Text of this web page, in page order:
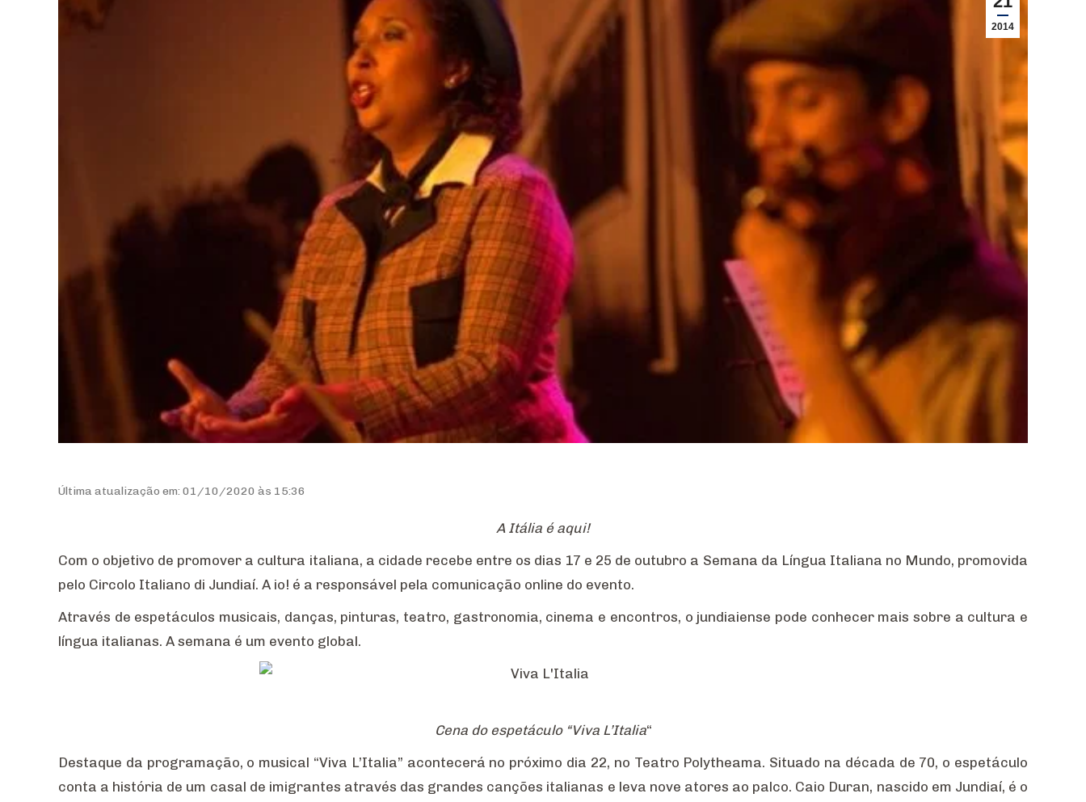
2014
Última atualização em: 01/10/2020 às 15:36
A Itália é aqui!
Com o objetivo de promover a cultura italiana, a cidade recebe entre os dias 17 e 25 de outubro a Semana da Língua Italiana no Mundo, promovida
pelo Circolo Italiano di Jundiaí. A io! é a responsável pela comunicação online do evento.
Através de espetáculos musicais, danças, pinturas, teatro, gastronomia, cinema e encontros, o jundiaiense pode conhecer mais sobre a cultura e
língua italianas. A semana é um evento global.
Cena do espetáculo “Viva L’Italia“
Destaque da programação, o musical “Viva L’Italia” acontecerá no próximo dia 22, no Teatro Polytheama. Situado na década de 70, o espetáculo
conta a história de um casal de imigrantes através das grandes canções italianas e leva nove atores ao palco. Caio Duran, nascido em Jundiaí, é o